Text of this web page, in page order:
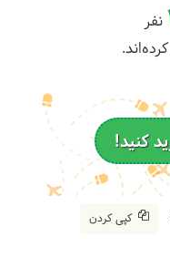
نفر
کنید!
کپی کردن